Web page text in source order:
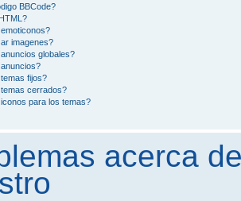
BBCode?
imagenes?
globales?
fijos?
cerrados?
para los temas?
acerca